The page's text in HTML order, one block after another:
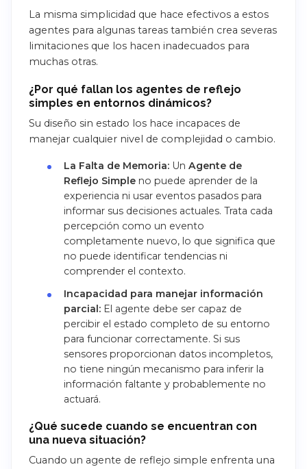
La misma simplicidad que hace efectivos a estos
agentes para algunas tareas también crea severas
limitaciones que los hacen inadecuados para
muchas otras.
¿Por qué fallan los agentes de reflejo
simples en entornos dinámicos?
Su diseño sin estado los hace incapaces de
manejar cualquier nivel de complejidad o cambio.
La Falta de Memoria:Un Agente de
Reflejo Simpleno puede aprender de la
experiencia ni usar eventos pasados para
informar sus decisiones actuales. Trata cada
percepción como un evento
completamente nuevo, lo que significa que
no puede identificar tendencias ni
comprender el contexto.
Incapacidad para manejar información
parcial:El agente debe ser capaz de
percibir el estado completo de su entorno
para funcionar correctamente. Si sus
sensores proporcionan datos incompletos,
no tiene ningún mecanismo para inferir la
información faltante y probablemente no
actuará.
¿Qué sucede cuando se encuentran con
una nueva situación?
Cuando un agente de reflejo simple enfrenta una